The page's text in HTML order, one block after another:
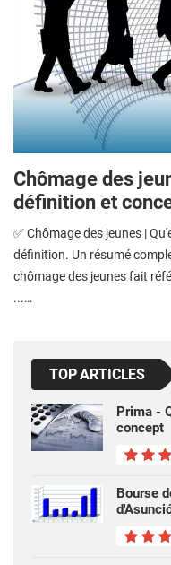
Chômage des
définition et
✅ Chômage des jeunes |
définition. Un résumé
chômage des jeunes fait
...…
TOP ARTICLES
Prima -
concept
Bourse